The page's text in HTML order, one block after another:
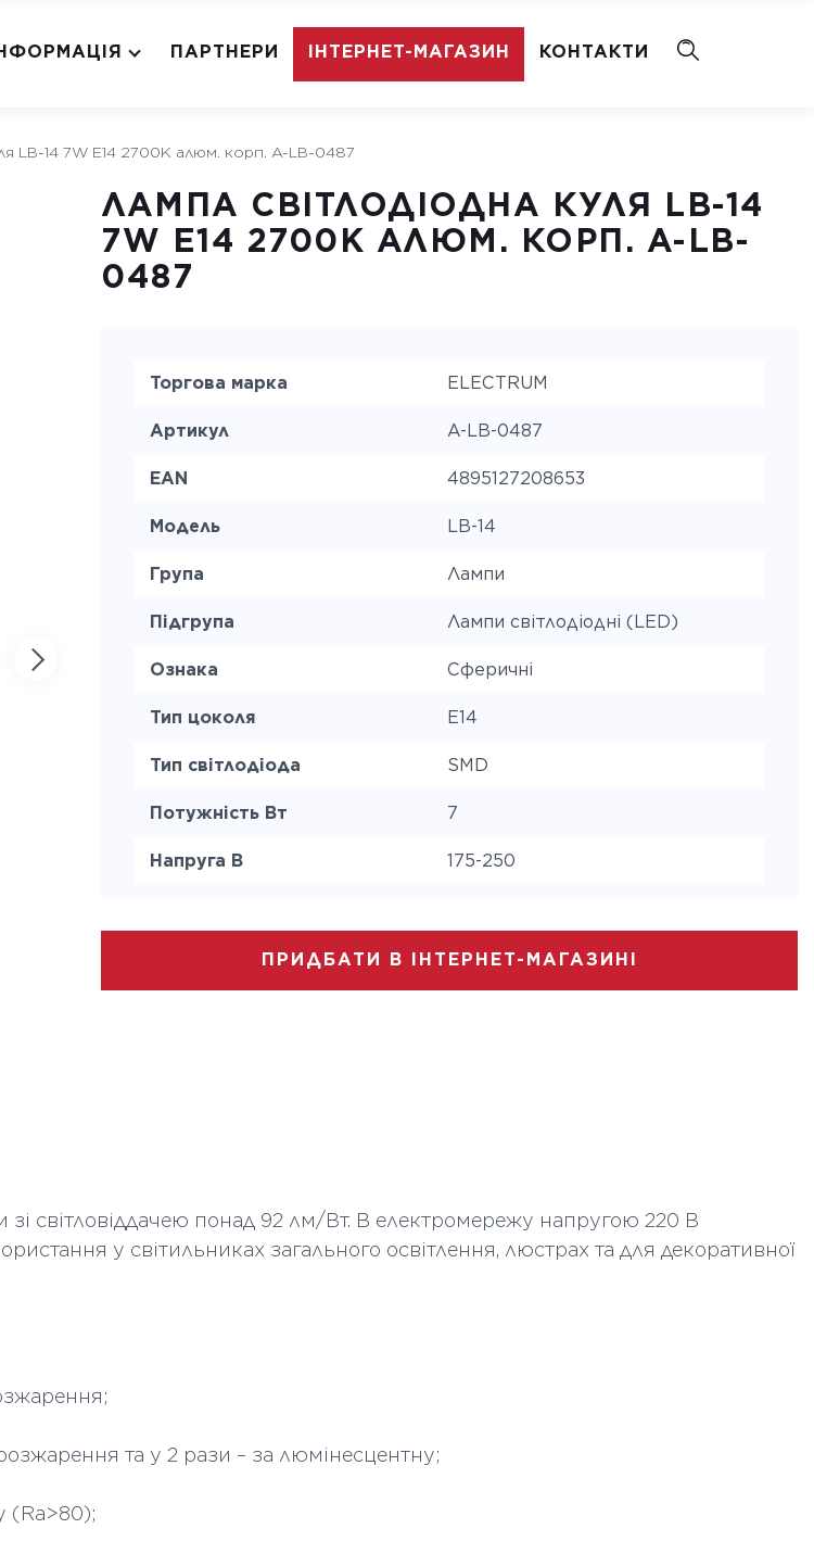
ПАРТНЕРИ ІНТЕРНЕТ-МАГАЗИН КОНТАКТИ
LB-14 7W E14 2700K алюм. корп. A-LB-0487
ЛАМПА СВІТЛОДІОДНА КУЛЯ LB-14
7W E14 2700K АЛЮМ. КОРП. A-LB-
0487
Торгова марка ELECTRUM
Артикул A-LB-0487
EAN 4895127208653
Модель LB-14
Група Лампи
Підгрупа Лампи світлодіодні (LED)
Ознака Сферичні
Тип цоколя E14
Тип світлодіода SMD
Потужність Вт 7
Напруга В 175-250
Колірна температура 2700
Довжина мм 45
ПРИДБАТИ В ІНТЕРНЕТ-МАГАЗИНІ
світловіддачею понад 92 лм/Вт. В електромережу напругою 220 В
у світильниках загального освітлення, люстрах та для декоративної
та у 2 рази – за люмінесцентну;
(Ra>80);